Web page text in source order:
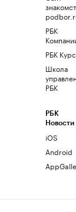
РБК
РБК
Школа
РБК
РБК
Новости
iOS
Android